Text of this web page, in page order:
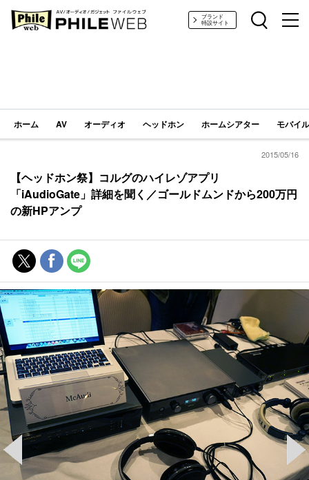
PHILE WEB｜AV/オーディオ/ガジェットブランド
特設サイト
ホーム AV オーディオ ヘッドホン ホームシアター モバイ
2015/05/16
【ヘッドホン祭】コルグのハイレゾアプリ
「iAudioGate」詳細を聞く／ゴールドムンドから200万円
の新HPアンプ